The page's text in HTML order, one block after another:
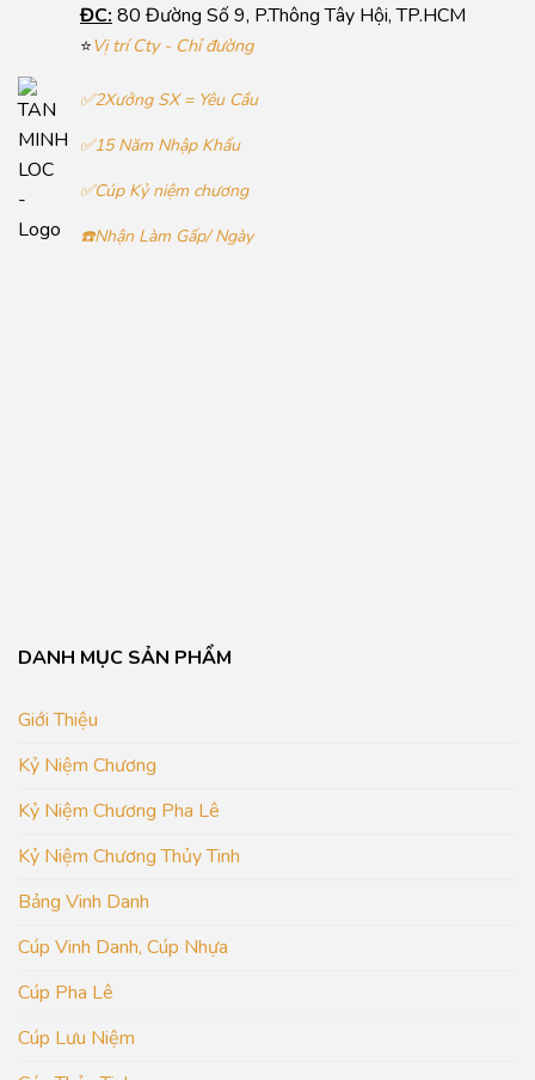
ĐC: 80 Đường Số 9, P.Thông Tây Hội, TP.HCM
⭐Vị trí Cty - Chỉ đường
✅2Xưởng SX = Yêu Cầu
✅15 Năm Nhập Khẩu
✅Cúp Kỷ niệm chương
☎️Nhận Làm Gấp/ Ngày
DANH MỤC SẢN PHẨM
Giới Thiệu
Kỷ Niệm Chương
Kỷ Niệm Chương Pha Lê
Kỷ Niệm Chương Thủy Tinh
Bảng Vinh Danh
Cúp Vinh Danh, Cúp Nhựa
Cúp Pha Lê
Cúp Lưu Niệm